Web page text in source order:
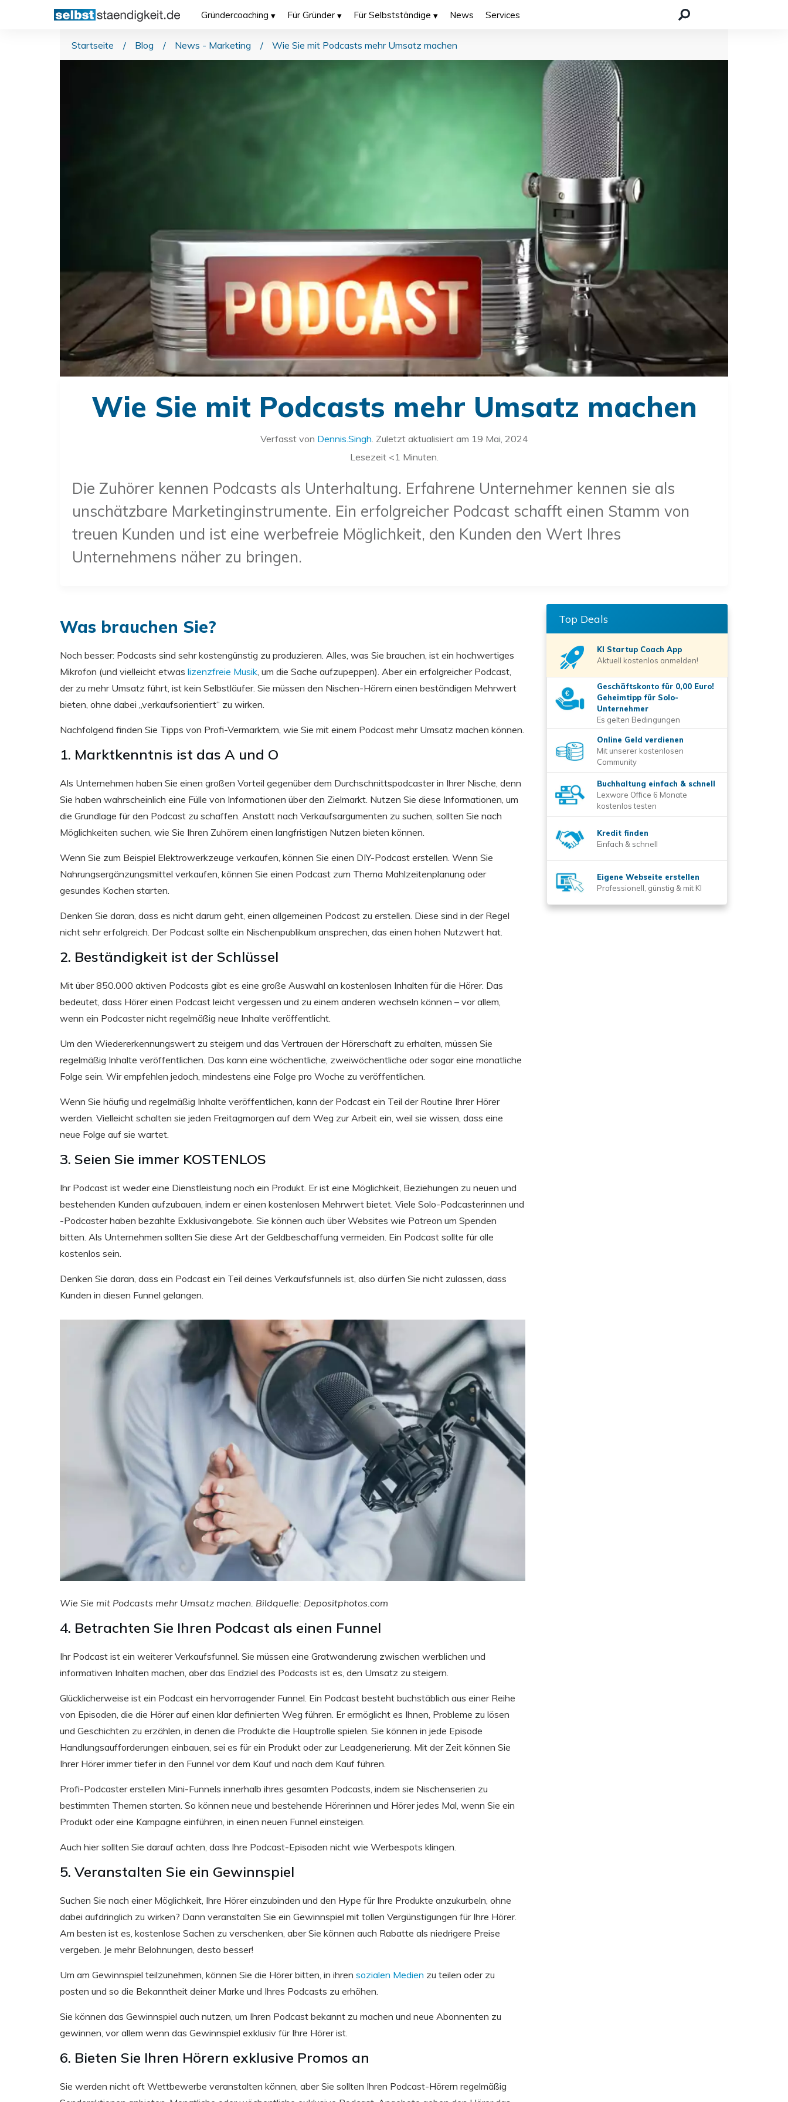
Gründercoaching Für Gründer Für Selbstständige News Services
Startseite / Blog / News - Marketing / Wie Sie mit Podcasts mehr Umsatz machen
Wie Sie mit Podcasts mehr Umsatz machen
Verfasst von Dennis.Singh. Zuletzt aktualisiert am 19 Mai, 2024
Lesezeit <1 Minuten.
Die Zuhörer kennen Podcasts als Unterhaltung. Erfahrene Unternehmer kennen sie als
unschätzbare Marketinginstrumente. Ein erfolgreicher Podcast schafft einen Stamm von
treuen Kunden und ist eine werbefreie Möglichkeit, den Kunden den Wert Ihres
Unternehmens näher zu bringen.
Was brauchen Sie?
Noch besser: Podcasts sind sehr kostengünstig zu produzieren. Alles, was Sie brauchen, ist ein hochwertiges
Mikrofon (und vielleicht etwas lizenzfreie Musik, um die Sache aufzupeppen). Aber ein erfolgreicher Podcast,
der zu mehr Umsatz führt, ist kein Selbstläufer. Sie müssen den Nischen-Hörern einen beständigen Mehrwert
bieten, ohne dabei „verkaufsorientiert“ zu wirken.
Nachfolgend finden Sie Tipps von Profi-Vermarktern, wie Sie mit einem Podcast mehr Umsatz machen können.
1. Marktkenntnis ist das A und O
Als Unternehmen haben Sie einen großen Vorteil gegenüber dem Durchschnittspodcaster in Ihrer Nische, denn
Sie haben wahrscheinlich eine Fülle von Informationen über den Zielmarkt. Nutzen Sie diese Informationen, um
die Grundlage für den Podcast zu schaffen. Anstatt nach Verkaufsargumenten zu suchen, sollten Sie nach
Möglichkeiten suchen, wie Sie Ihren Zuhörern einen langfristigen Nutzen bieten können.
Wenn Sie zum Beispiel Elektrowerkzeuge verkaufen, können Sie einen DIY-Podcast erstellen. Wenn Sie
Nahrungsergänzungsmittel verkaufen, können Sie einen Podcast zum Thema Mahlzeitenplanung oder
gesundes Kochen starten.
Denken Sie daran, dass es nicht darum geht, einen allgemeinen Podcast zu erstellen. Diese sind in der Regel
nicht sehr erfolgreich. Der Podcast sollte ein Nischenpublikum ansprechen, das einen hohen Nutzwert hat.
2. Beständigkeit ist der Schlüssel
Mit über 850.000 aktiven Podcasts gibt es eine große Auswahl an kostenlosen Inhalten für die Hörer. Das
bedeutet, dass Hörer einen Podcast leicht vergessen und zu einem anderen wechseln können – vor allem,
wenn ein Podcaster nicht regelmäßig neue Inhalte veröffentlicht.
Um den Wiedererkennungswert zu steigern und das Vertrauen der Hörerschaft zu erhalten, müssen Sie
regelmäßig Inhalte veröffentlichen. Das kann eine wöchentliche, zweiwöchentliche oder sogar eine monatliche
Folge sein. Wir empfehlen jedoch, mindestens eine Folge pro Woche zu veröffentlichen.
Wenn Sie häufig und regelmäßig Inhalte veröffentlichen, kann der Podcast ein Teil der Routine Ihrer Hörer
werden. Vielleicht schalten sie jeden Freitagmorgen auf dem Weg zur Arbeit ein, weil sie wissen, dass eine
neue Folge auf sie wartet.
3. Seien Sie immer KOSTENLOS
Ihr Podcast ist weder eine Dienstleistung noch ein Produkt. Er ist eine Möglichkeit, Beziehungen zu neuen und
bestehenden Kunden aufzubauen, indem er einen kostenlosen Mehrwert bietet. Viele Solo-Podcasterinnen und
-Podcaster haben bezahlte Exklusivangebote. Sie können auch über Websites wie Patreon um Spenden
bitten. Als Unternehmen sollten Sie diese Art der Geldbeschaffung vermeiden. Ein Podcast sollte für alle
kostenlos sein.
Denken Sie daran, dass ein Podcast ein Teil deines Verkaufsfunnels ist, also dürfen Sie nicht zulassen, dass
Kunden in diesen Funnel gelangen.
Wie Sie mit Podcasts mehr Umsatz machen. Bildquelle: Depositphotos.com
4. Betrachten Sie Ihren Podcast als einen Funnel
Ihr Podcast ist ein weiterer Verkaufsfunnel. Sie müssen eine Gratwanderung zwischen werblichen und
informativen Inhalten machen, aber das Endziel des Podcasts ist es, den Umsatz zu steigern.
Glücklicherweise ist ein Podcast ein hervorragender Funnel. Ein Podcast besteht buchstäblich aus einer Reihe
von Episoden, die die Hörer auf einen klar definierten Weg führen. Er ermöglicht es Ihnen, Probleme zu lösen
und Geschichten zu erzählen, in denen die Produkte die Hauptrolle spielen. Sie können in jede Episode
Handlungsaufforderungen einbauen, sei es für ein Produkt oder zur Leadgenerierung. Mit der Zeit können Sie
Ihrer Hörer immer tiefer in den Funnel vor dem Kauf und nach dem Kauf führen.
Profi-Podcaster erstellen Mini-Funnels innerhalb ihres gesamten Podcasts, indem sie Nischenserien zu
bestimmten Themen starten. So können neue und bestehende Hörerinnen und Hörer jedes Mal, wenn Sie ein
Produkt oder eine Kampagne einführen, in einen neuen Funnel einsteigen.
Auch hier sollten Sie darauf achten, dass Ihre Podcast-Episoden nicht wie Werbespots klingen.
5. Veranstalten Sie ein Gewinnspiel
Suchen Sie nach einer Möglichkeit, Ihre Hörer einzubinden und den Hype für Ihre Produkte anzukurbeln, ohne
dabei aufdringlich zu wirken? Dann veranstalten Sie ein Gewinnspiel mit tollen Vergünstigungen für Ihre Hörer.
Am besten ist es, kostenlose Sachen zu verschenken, aber Sie können auch Rabatte als niedrigere Preise
vergeben. Je mehr Belohnungen, desto besser!
Um am Gewinnspiel teilzunehmen, können Sie die Hörer bitten, in ihren sozialen Medien zu teilen oder zu
posten und so die Bekanntheit deiner Marke und Ihres Podcasts zu erhöhen.
Sie können das Gewinnspiel auch nutzen, um Ihren Podcast bekannt zu machen und neue Abonnenten zu
gewinnen, vor allem wenn das Gewinnspiel exklusiv für Ihre Hörer ist.
6. Bieten Sie Ihren Hörern exklusive Promos an
Sie werden nicht oft Wettbewerbe veranstalten können, aber Sie sollten Ihren Podcast-Hörern regelmäßig
Top Deals
KI Startup Coach App
Aktuell kostenlos anmelden!
Geschäftskonto für 0,00 Euro!
Geheimtipp für Solo-
Unternehmer
Es gelten Bedingungen
Online Geld verdienen
Mit unserer kostenlosen
Community
Buchhaltung einfach & schnell
Lexware Office 6 Monate
kostenlos testen
Kredit finden
Einfach & schnell
Eigene Webseite erstellen
Professionell, günstig & mit KI